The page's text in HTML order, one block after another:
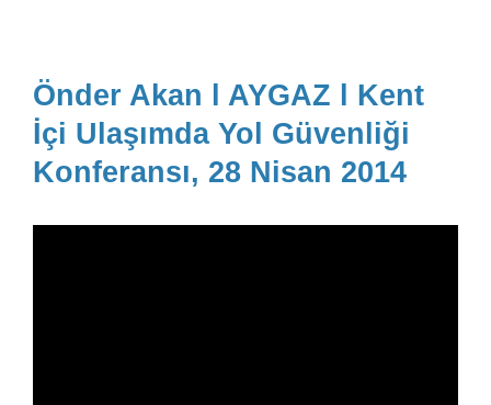
Önder Akan l AYGAZ l Kent
İçi Ulaşımda Yol Güvenliği
Konferansı, 28 Nisan 2014